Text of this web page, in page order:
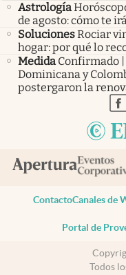
Astrología
de agosto: cómo te
SolucionesRociar
hogar: por qué lo
Medida Confirmado
Dominicana y
postergaron la
ContactoCanales de
Portal de
Todos